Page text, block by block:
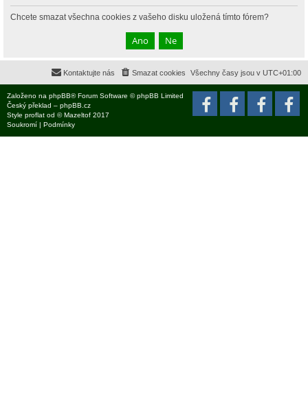
Chcete smazat všechna cookies z vašeho disku uložená tímto fórem?
Všechny časy jsou v UTC+01:00
Smazat cookies
Kontaktujte nás
Založeno na phpBB® Forum Software © phpBB Limited
Český překlad – phpBB.cz
Style proflat od ©Mazeltof 2017
Soukromí | Podmínky